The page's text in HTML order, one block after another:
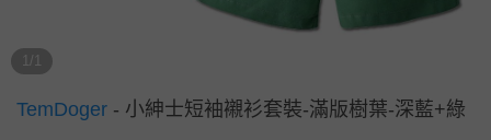
1/1
TemDoger - 小紳士短袖襯衫套裝-滿版樹葉-深藍+綠